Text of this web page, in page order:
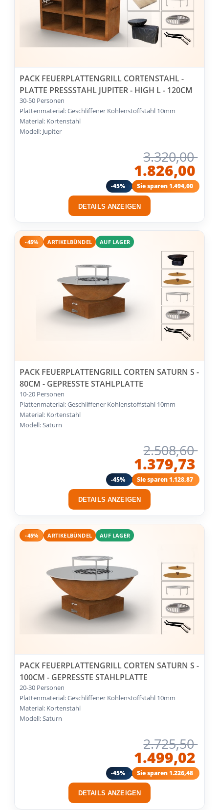
PACK FEUERPLATTENGRILL CORTENSTAHL -
PLATTE PRESSSTAHL JUPITER - HIGH L - 120CM
30-50 Personen
Plattenmaterial: Geschliffener Kohlenstoffstahl 10mm
Material: Kortenstahl
Modell: Jupiter
3.320,00
1.826,00
-45% Sie sparen 1.494,00
DETAILS ANZEIGEN
-45% ARTIKELBÜNDEL AUF LAGER
PACK FEUERPLATTENGRILL CORTEN SATURN S -
80CM - GEPRESSTE STAHLPLATTE
10-20 Personen
Plattenmaterial: Geschliffener Kohlenstoffstahl 10mm
Material: Kortenstahl
Modell: Saturn
2.508,60
1.379,73
-45% Sie sparen 1.128,87
DETAILS ANZEIGEN
-45% ARTIKELBÜNDEL AUF LAGER
PACK FEUERPLATTENGRILL CORTEN SATURN S -
100CM - GEPRESSTE STAHLPLATTE
20-30 Personen
Plattenmaterial: Geschliffener Kohlenstoffstahl 10mm
Material: Kortenstahl
Modell: Saturn
2.725,50
1.499,02
-45% Sie sparen 1.226,48
DETAILS ANZEIGEN